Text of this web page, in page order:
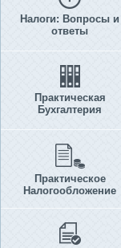
Налоги: Вопросы и
ответы
Практическая
Бухгалтерия
Практическое
Налогообложение